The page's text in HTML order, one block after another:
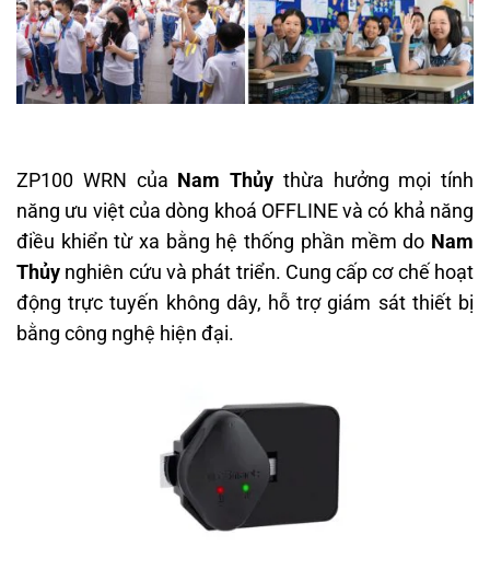
ZP100 WRN của Nam Thủy thừa hưởng mọi tính
năng ưu việt của dòng khoá OFFLINE và có khả năng
điều khiển từ xa bằng hệ thống phần mềm do Nam
Thủy nghiên cứu và phát triển. Cung cấp cơ chế hoạt
động trực tuyến không dây, hỗ trợ giám sát thiết bị
bằng công nghệ hiện đại.